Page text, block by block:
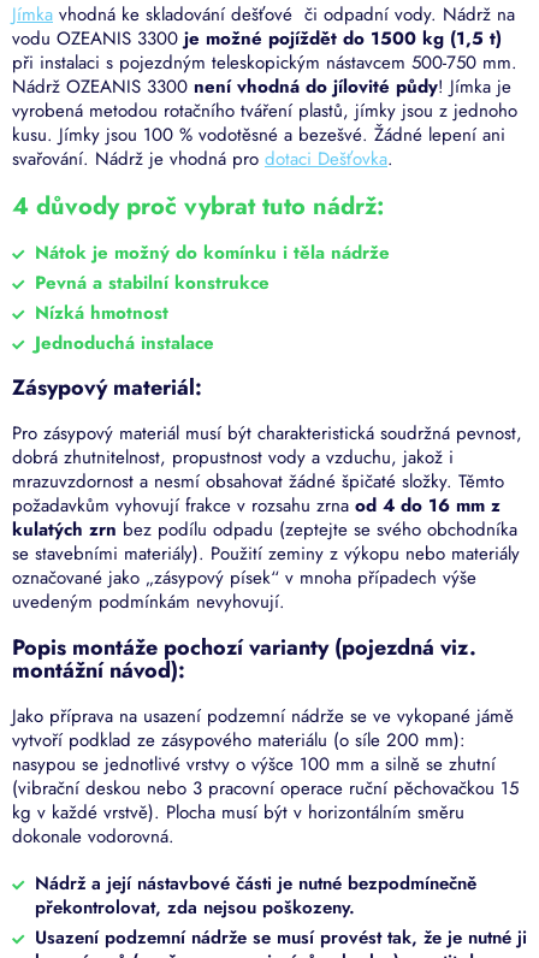
Jímka vhodná ke skladování dešťové či odpadní vody. Nádrž na
vodu OZEANIS 3300 je možné pojíždět do 1500 kg (1,5 t)
při instalaci s pojezdným teleskopickým nástavcem 500-750 mm.
Nádrž OZEANIS 3300 není vhodná do jílovité půdy! Jímka je
vyrobená metodou rotačního tváření plastů, jímky jsou z jednoho
kusu. Jímky jsou 100 % vodotěsné a bezešvé. Žádné lepení ani
svařování. Nádrž je vhodná pro dotaci Dešťovka.
4 důvody proč vybrat tuto nádrž:
Nátok je možný do komínku i těla nádrže
Pevná a stabilní konstrukce
Nízká hmotnost
Jednoduchá instalace
Zásypový materiál:
Pro zásypový materiál musí být charakteristická soudržná pevnost,
dobrá zhutnitelnost, propustnost vody a vzduchu, jakož i
mrazuvzdornost a nesmí obsahovat žádné špičaté složky. Těmto
požadavkům vyhovují frakce v rozsahu zrna od 4 do 16 mm z
kulatých zrn bez podílu odpadu (zeptejte se svého obchodníka
se stavebními materiály). Použití zeminy z výkopu nebo materiály
označované jako „zásypový písek“ v mnoha případech výše
uvedeným podmínkám nevyhovují.
Popis montáže pochozí varianty (pojezdná viz.
montážní návod):
Jako příprava na usazení podzemní nádrže se ve vykopané jámě
vytvoří podklad ze zásypového materiálu (o síle 200 mm):
nasypou se jednotlivé vrstvy o výšce 100 mm a silně se zhutní
(vibrační deskou nebo 3 pracovní operace ruční pěchovačkou 15
kg v každé vrstvě). Plocha musí být v horizontálním směru
dokonale vodorovná.
Nádrž a její nástavbové části je nutné bezpodmínečně
překontrolovat, zda nejsou poškozeny.
Usazení podzemní nádrže se musí provést tak, že je nutné ji